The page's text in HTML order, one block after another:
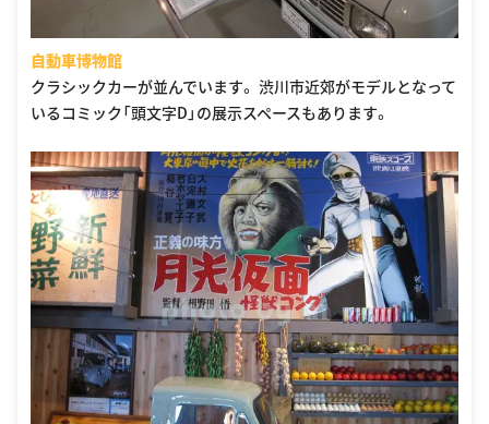
自動車博物館
クラシックカーが並んでいます。 渋川市近郊がモデルとなって
いるコミック「頭文字D」の展示スペースもあります。